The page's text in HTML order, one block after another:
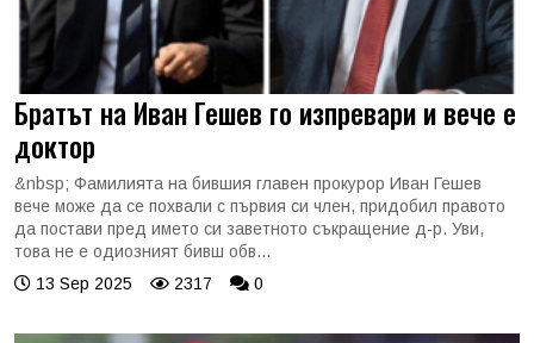
Братът на Иван Гешев го изпревари и вече е
доктор
&nbsp; Фамилията на бившия главен прокурор Иван Гешев
вече може да се похвали с първия си член, придобил правото
да постави пред името си заветното съкращение д-р. Уви,
това не е одиозният бивш обв...
13 Sep 2025
2317 0